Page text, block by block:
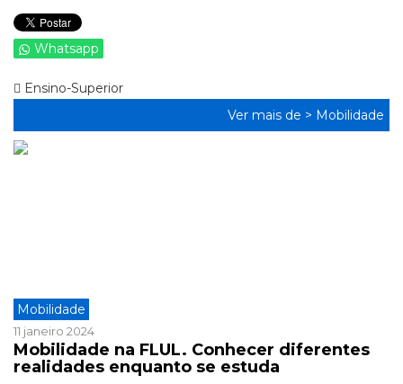
Whatsapp
Ensino-Superior
Ver mais de > Mobilidade
Mobilidade
11 janeiro 2024
Mobilidade na FLUL. Conhecer diferentes
realidades enquanto se estuda